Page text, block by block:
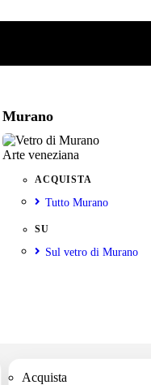
Murano
Arte veneziana
ACQUISTA
Tutto Murano
SU
Sul vetro di Murano
Acquista